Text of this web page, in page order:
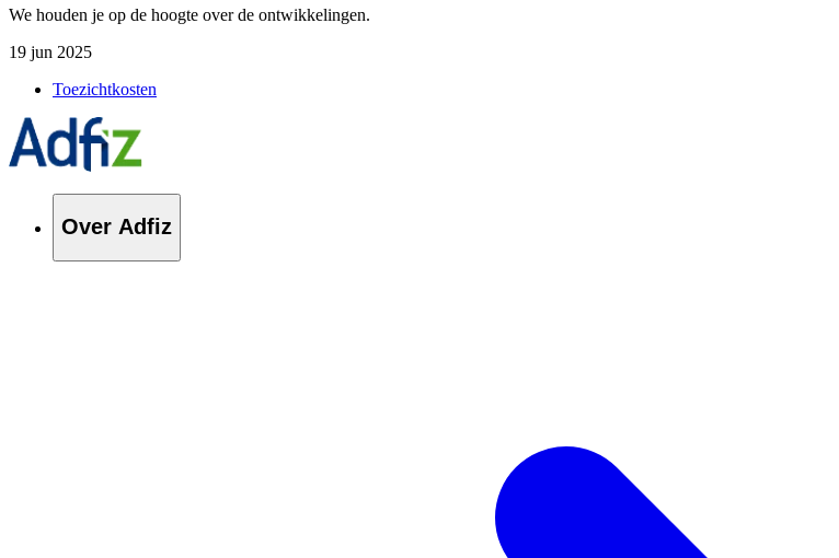
We houden je op de hoogte over de ontwikkelingen.
19 jun 2025
Toezichtkosten
Over Adfiz